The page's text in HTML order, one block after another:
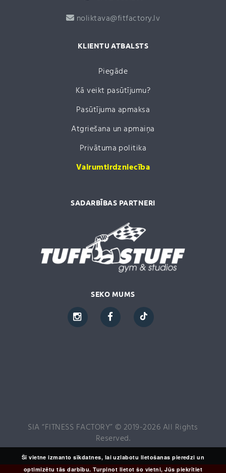
noliktava@fitfactory.lv
KLIENTU ATBALSTS
Piegāde
Kā veikt pasūtījumu?
Pasūtījuma apmaksa
Atgriešana un apmaiņa
Privātuma politika
Vairumtirdzniecība
SADARBĪBAS PARTNERI
SEKO MUMS
SIA “FITNESS FACTORY” © 2019-2026 All Rights
Reserved.
Šī vietne izmanto sīkdatnes, lai uzlabotu lietošanas pieredzi un
optimizētu tās darbību. Turpinot lietot šo vietni, Jūs piekrītiet